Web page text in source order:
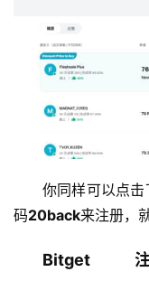
你同样可以点
码20back来注册，